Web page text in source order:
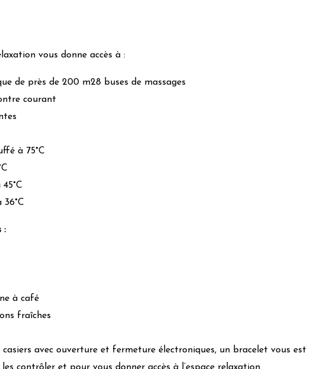
vous donne accès à :
de près de 200 m28 buses de massages
courant
à 75°C
:
à café
fraîches
casiers avec ouverture et fermeture électroniques, un bracelet vous est